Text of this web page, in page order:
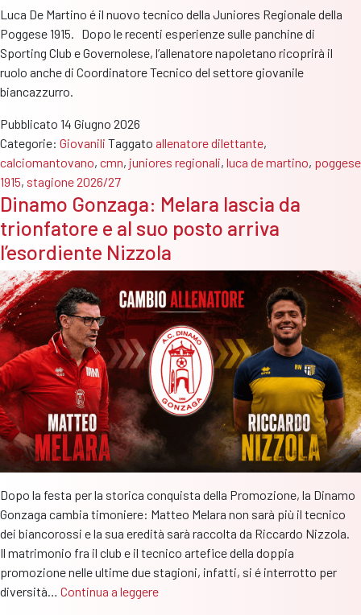
Luca De Martino é il nuovo tecnico della Juniores Regionale della
Poggese 1915. Dopo le recenti esperienze sulle panchine di
Sporting Club e Governolese, l’allenatore napoletano ricoprirà il
ruolo anche di Coordinatore Tecnico del settore giovanile
biancazzurro.
Pubblicato 14 Giugno 2026
Categorie: Giovanili Taggato allenatore dilettante,
calciomantovano, cmn, juniores regionali, luca de martino, poggese
1915, stagione 2026/27
Dinamo Gonzaga: Melara lascia da
trionfatore e al suo posto arriva
l’esordiente Nizzola
Dopo la festa per la storica conquista della Promozione, la Dinamo
Gonzaga cambia timoniere: Matteo Melara non sarà più il tecnico
dei biancorossi e la sua eredità sarà raccolta da Riccardo Nizzola.
Il matrimonio fra il club e il tecnico artefice della doppia
promozione nelle ultime due stagioni, infatti, si é interrotto per
diversità… Continua a leggereDinamo